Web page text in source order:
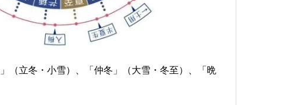
（立冬・小雪）、「仲冬」（大雪・冬至）、「晩